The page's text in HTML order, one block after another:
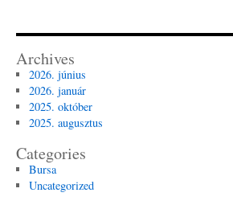
Archives
2026. június
2026. január
2025. október
2025. augusztus
Categories
Bursa
Uncategorized